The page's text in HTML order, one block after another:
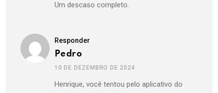
Um descaso completo.
Responder
Pedro
10 DE DEZEMBRO DE 2024
Henrique, você tentou pelo aplicativo do